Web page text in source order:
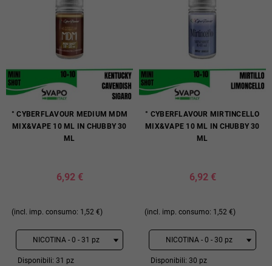
° CYBERFLAVOUR MEDIUM MDM
MIX&VAPE 10 ML IN CHUBBY 30
ML
6,92 €
(incl. imp. consumo: 1,52 €)
Disponibili: 31 pz
° CYBERFLAVOUR MIRTINCELLO
MIX&VAPE 10 ML IN CHUBBY 30
ML
6,92 €
(incl. imp. consumo: 1,52 €)
Disponibili: 30 pz